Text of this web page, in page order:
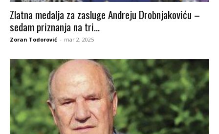
Zlatna medalja za zasluge Andreju Drobnjakoviću –
sedam priznanja na tri...
Zoran Todorović - mar 2, 2025